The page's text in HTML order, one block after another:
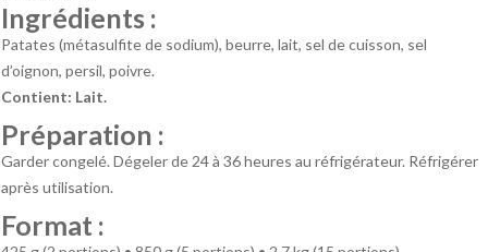
Ingrédients :
Patates (métasulfite de sodium), beurre, lait, sel de cuisson, sel
d’oignon, persil, poivre.
Contient: Lait.
Préparation :
Garder congelé. Dégeler de 24 à 36 heures au réfrigérateur. Réfrigérer
après utilisation.
Format :